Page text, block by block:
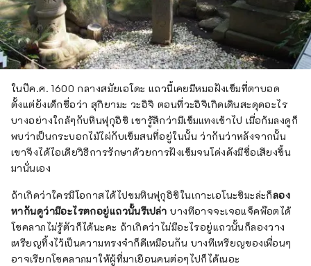
ในปีค.ศ. 1600 กลางสมัยเอโดะ แถวนี้เคยมีหมอฝังเข็มที่ตาบอด
ตั้งแต่ยังเด็กชื่อว่า สุกิยามะ วะอิจิ ตอนที่วะอิจิเกิดเดินสะดุดอะไร
บางอย่างใกล้ๆกับหินฟุกุอิชิ เขารู้สึกว่ามีเข็มแทงเข้าไป เมื่อก้มลงดูก็
พบว่าเป็นกระบอกไม้ไผ่กับเข็มสนที่อยู่ในนั้น ว่ากันว่าหลังจากนั้น
เขาจึงได้ไอเดียวิธีการรักษาด้วยการฝังเข็มจนโด่งดังมีชื่อเสียงขึ้น
มานั่นเอง
ถ้าเกิดว่าใครมีโอกาสได้ไปชมหินฟุกุอิชิในเกาะเอโนะชิมะล่ะก็ลอง
หากันดูว่ามีอะไรตกอยู่แถวนั้นรึเปล่า บางทีอาจจะเจอแจ็คพ๊อตได้
โชคลาภไม่รู้ตัวก็ได้นะคะ ถ้าเกิดว่าไม่มีอะไรอยู่แถวนั้นก็ลองวาง
เหรียญทิ้งไว้เป็นความทรงจำก็ดีเหมือนกัน บางทีเหรียญของเพื่อนๆ
อาจเรียกโชคลาภมาให้ผู้ที่มาเยือนคนต่อๆไปก็ได้เนอะ